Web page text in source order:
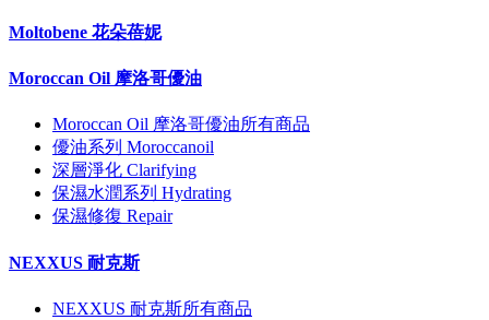
Moltobene 花朵蓓妮
Moroccan Oil 摩洛哥優油
Moroccan Oil 摩洛哥優油所有商品
優油系列 Moroccanoil
深層淨化 Clarifying
保濕水潤系列 Hydrating
保濕修復 Repair
NEXXUS 耐克斯
NEXXUS 耐克斯所有商品